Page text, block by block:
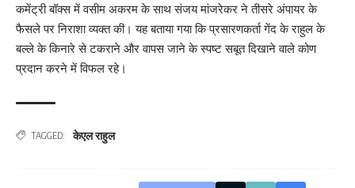
कमेंट्री बॉक्स में वसीम अकरम के साथ संजय मांजरेकर ने तीसरे अंपायर के
फैसले पर निराशा व्यक्त की। यह बताया गया कि प्रसारणकर्ता गेंद के राहुल के
बल्ले के किनारे से टकराने और वापस जाने के स्पष्ट सबूत दिखाने वाले कोण
प्रदान करने में विफल रहे।
TAGGED: केएल राहुल